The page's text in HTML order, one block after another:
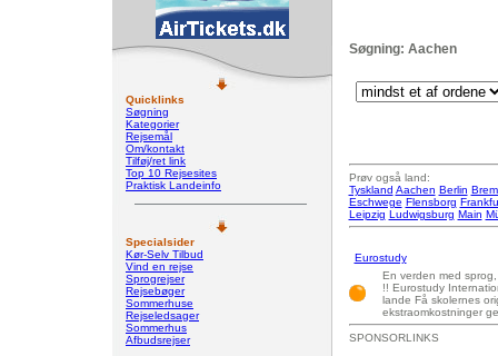
Quicklinks
Søgning
Kategorier
Rejsemål
Om/kontakt
Tilføj/ret link
Top 10 Rejsesites
Praktisk Landeinfo
Specialsider
Kør-Selv Tilbud
Vind en rejse
Sprogrejser
Rejsebøger
Sommerhuse
Rejseledsager
Sommerhus
Afbudsrejser
Søgning: Aachen
Prøv også land:
Tyskland Aachen Berlin
Eschwege Flensborg
Leipzig Ludwigsburg Main
Eurostudy
En verden med
!! Eurostudy
lande Få skolernes
ekstraomkostninger
SPONSORLINKS